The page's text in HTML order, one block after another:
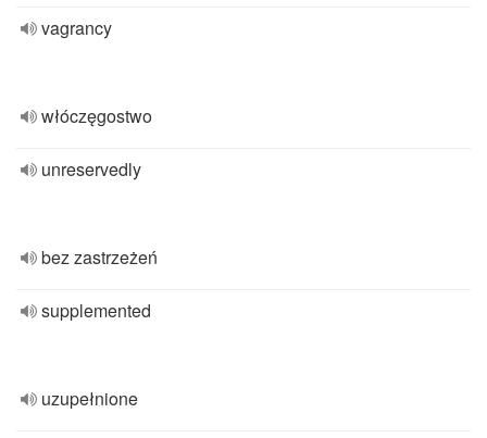
vagrancy
włóczęgostwo
unreservedly
bez zastrzeżeń
supplemented
uzupełnione